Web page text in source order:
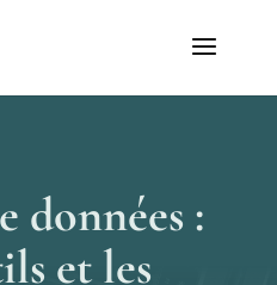
données :
et les